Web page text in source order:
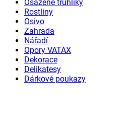
Osázené truhlíky
Rostliny
Osivo
Zahrada
Nářadí
Opory VATAX
Dekorace
Delikatesy
Dárkové poukazy